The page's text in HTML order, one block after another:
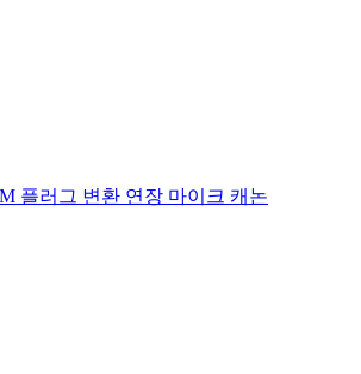
플러그 변환 연장 마이크 캐논